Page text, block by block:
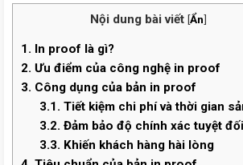
Nội dung bài viết [Ẩn]
1. In proof là gì?
2. Ưu điểm của công nghệ in proof
3. Công dụng của bản in proof
3.1. Tiết kiệm chi phí và thời gian
3.2. Đảm bảo độ chính xác tuyệt đối
3.3. Khiến khách hàng hài lòng